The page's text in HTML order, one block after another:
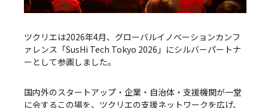
ツクリエは2026年4月、グローバルイノベーションカンフ
ァレンス「SusHi Tech Tokyo 2026」にシルバーパートナ
ーとして参画しました。
国内外のスタートアップ・企業・自治体・支援機関が一堂
に会するこの場を、ツクリエの支援ネットワークを広げ、